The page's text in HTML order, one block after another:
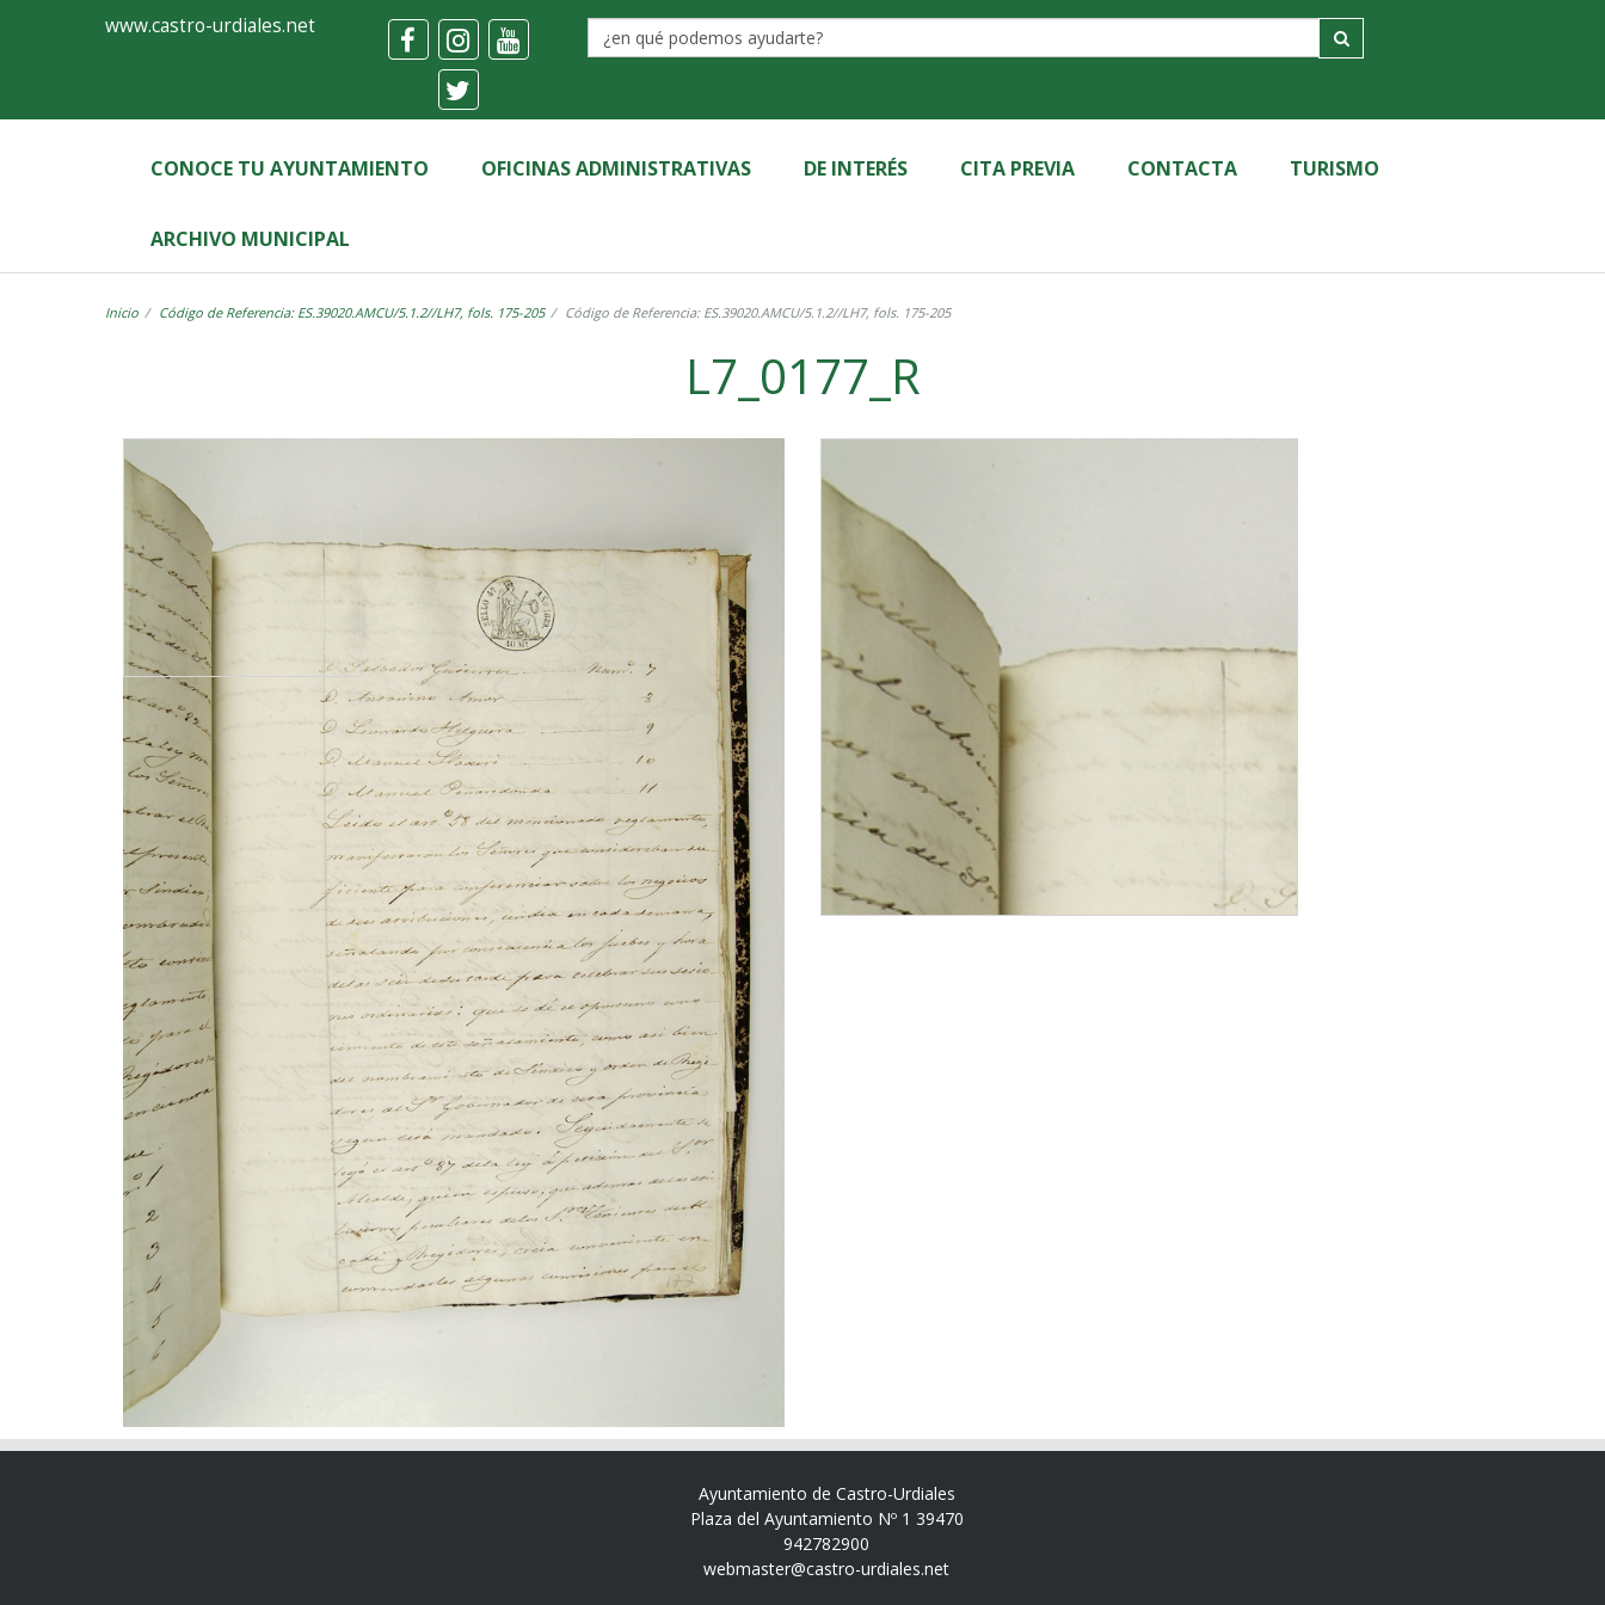
Ayuntamiento
Castro-
Urdiales
www.castro-urdiales.net
CONOCE TU AYUNTAMIENTO OFICINAS ADMINISTRATIVAS DE INTERÉS CITA PREVIA CONTACTA TURISMO
ARCHIVO MUNICIPAL
Inicio Código de Referencia: ES.39020.AMCU/5.1.2//LH7, fols. 175-205 Código de Referencia: ES.39020.AMCU/5.1.2//LH7, fols. 175-205
L7_0177_R
Ayuntamiento de Castro-Urdiales
Plaza del Ayuntamiento Nº 1 39470
942782900
webmaster@castro-urdiales.net